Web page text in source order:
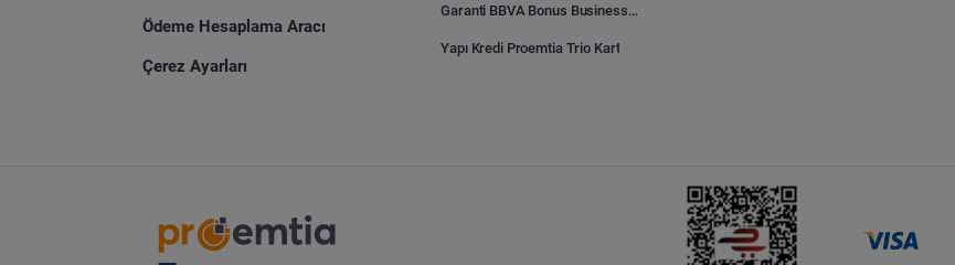
Ödeme Hesaplama Aracı
Çerez Ayarları
Garanti BBVA Bonus Business Proemtia Bayi Kart
Yapı Kredi Proemtia Trio Kart